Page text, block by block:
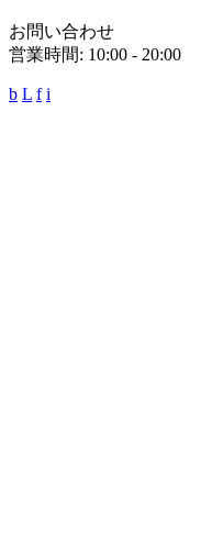
お問い合わせ
営業時間: 10:00 - 20:00
b L f i